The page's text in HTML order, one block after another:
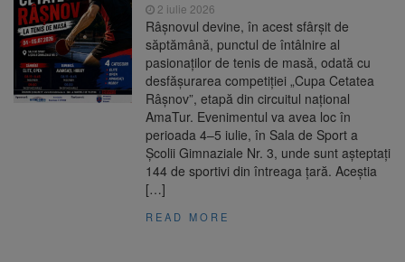
2 iulie 2026
Râșnovul devine, în acest sfârșit de
săptămână, punctul de întâlnire al
pasionaților de tenis de masă, odată cu
desfășurarea competiției „Cupa Cetatea
Râșnov”, etapă din circuitul național
AmaTur. Evenimentul va avea loc în
perioada 4–5 iulie, în Sala de Sport a
Școlii Gimnaziale Nr. 3, unde sunt așteptați
144 de sportivi din întreaga țară. Aceștia
[…]
READ MORE